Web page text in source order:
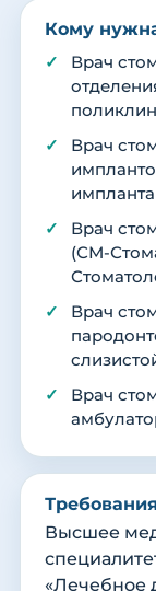
Кому
Врач
Врач
Врач
(СМ-
Врач
Врач
Высшее
«Лечебное